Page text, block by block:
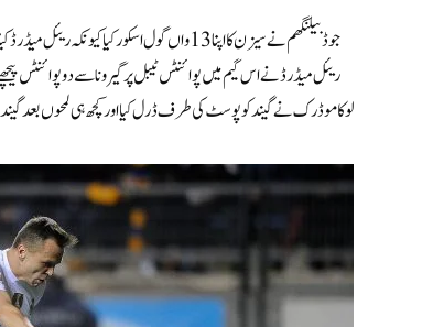
جوڈ بیلنگھم نے سیزن کا اپنا 13 واں گول اسکور کیا کیونکہ ریئل میڈرڈ کیڈیز کے خلاف 3-0 کی فتح کے ساتھ لا لیگا میں ٹاپ پر واپس آیا۔
ریئل میڈرڈ نے اس گیم میں پوائنٹس ٹیبل پر گیرونا سے دو
لوکا موڈرک نے گیند کو پوسٹ کی طرف ڈرل کیا اور کچھ ہی لمحوں بعد